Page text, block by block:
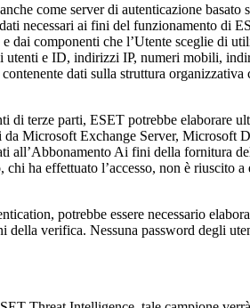
come server di autenticazione basato
necessari ai fini del funzionamento di
dai componenti che l’Utente sceglie di
e ID, indirizzi IP, numeri mobili,
dati sulla struttura
terze parti, ESET potrebbe elaborare
Microsoft Exchange Server,
all’Abbonamento Ai fini della fornitura
ha effettuato l’accesso, non è riuscito a
potrebbe essere necessario
della verifica. Nessuna password degli